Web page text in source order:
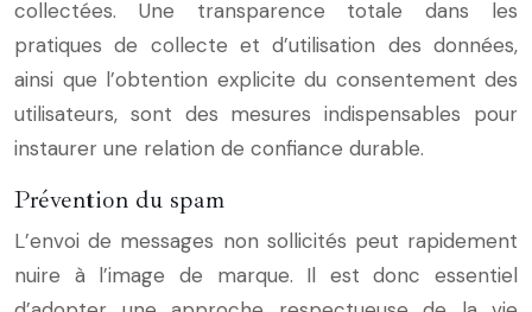
collectées. Une transparence totale dans les
pratiques de collecte et d’utilisation des données,
ainsi que l’obtention explicite du consentement des
utilisateurs, sont des mesures indispensables pour
instaurer une relation de confiance durable.
Prévention du spam
L’envoi de messages non sollicités peut rapidement
nuire à l’image de marque. Il est donc essentiel